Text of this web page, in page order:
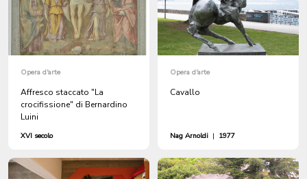
Opera d'arte
Affresco staccato "La
crocifissione" di Bernardino
Luini
XVI secolo
Opera d'arte
Cavallo
Nag Arnoldi | 1977